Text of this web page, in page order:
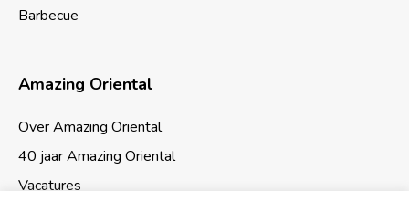
Barbecue
Amazing Oriental
Over Amazing Oriental
40 jaar Amazing Oriental
Vacatures